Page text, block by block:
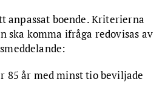
anpassat boende. Kriterierna
ska komma ifråga redovisas av
85 år med minst tio beviljade